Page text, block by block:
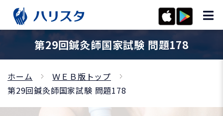
第29回鍼灸師国家試験 問題178
ホーム
ＷＥＢ版トップ
第29回鍼灸師国家試験 問題178